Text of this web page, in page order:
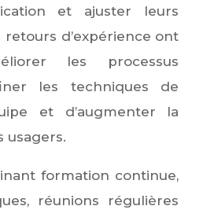
et ajuster leurs
retours d’expérience ont
les processus
les techniques de
et d’augmenter la
usagers.
formation continue,
réunions régulières